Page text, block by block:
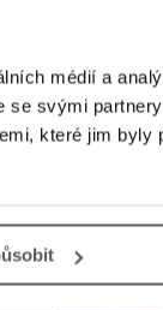
médií a
svými
které jim byly